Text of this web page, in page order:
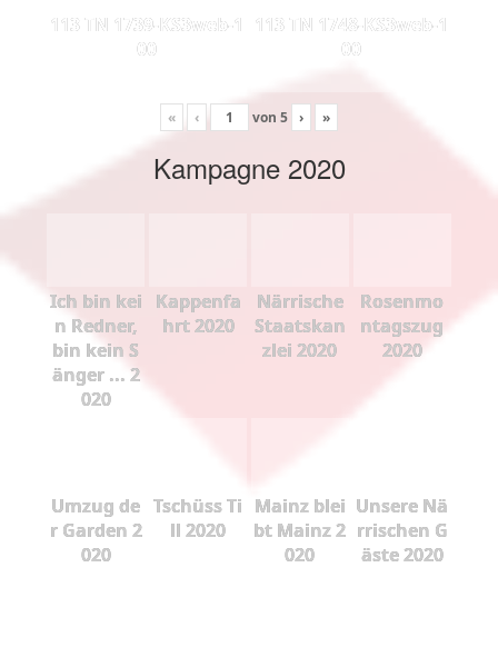
113 TN 1739-KS3web-1
00
113 TN 1748-KS3web-1
00
« ‹ von 5 › »
Kampagne 2020
Ich bin kei
n Redner,
bin kein S
änger ... 2
020
Kappenfa
hrt 2020
Närrische
Staatskan
zlei 2020
Rosenmo
ntagszug
2020
Umzug de
r Garden 2
020
Tschüss Ti
ll 2020
Mainz blei
bt Mainz 2
020
Unsere Nä
rrischen G
äste 2020